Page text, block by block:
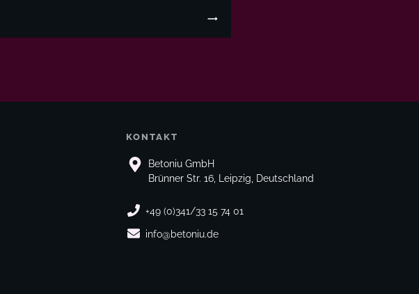
KONTAKT
Betoniu GmbH
Brünner Str. 16, Leipzig, Deutschland
+49 (0)341/33 15 74 01
info@betoniu.de